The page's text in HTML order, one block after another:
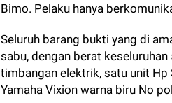
Bimo. Pelaku hanya
Seluruh barang bukti yang di
sabu, dengan berat
timbangan elektrik, satu unit
Yamaha Vixion warna biru No